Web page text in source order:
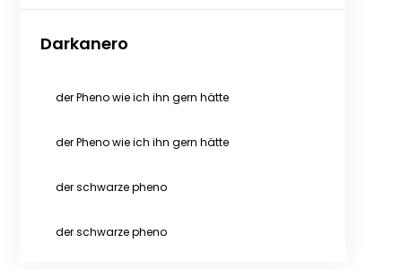
Darkanero
der Pheno wie ich ihn gern hätte
der Pheno wie ich ihn gern hätte
der schwarze pheno
der schwarze pheno